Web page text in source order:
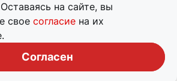
на сайте, вы
свое согласие на их
Согласен